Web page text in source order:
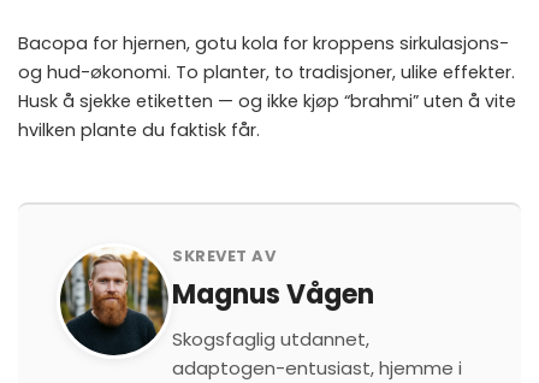
Bacopa for hjernen, gotu kola for kroppens sirkulasjons-
og hud-økonomi. To planter, to tradisjoner, ulike effekter.
Husk å sjekke etiketten — og ikke kjøp “brahmi” uten å vite
hvilken plante du faktisk får.
SKREVET AV
Magnus Vågen
Skogsfaglig utdannet,
adaptogen-entusiast, hjemme i